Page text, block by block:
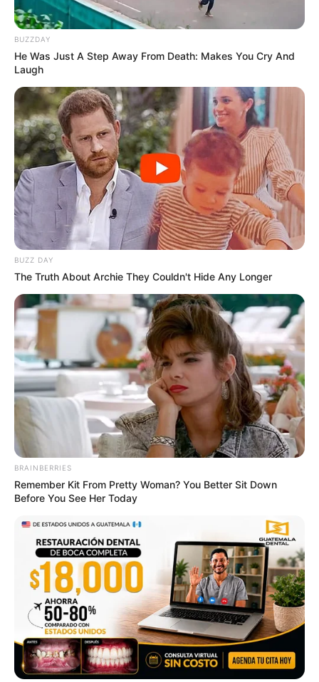
BUZZDAY
He Was Just A Step Away From Death: Makes You Cry And
Laugh
BUZZ DAY
The Truth About Archie They Couldn't Hide Any Longer
BRAINBERRIES
Remember Kit From Pretty Woman? You Better Sit Down
Before You See Her Today